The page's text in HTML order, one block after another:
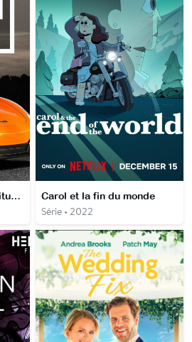
Comment c'est fait - Voitures de rêve Carol et la fin du monde
Série • 2022